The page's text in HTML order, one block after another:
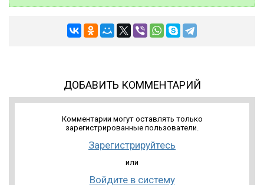
ДОБАВИТЬ КОММЕНТАРИЙ
Комментарии могут оставлять только
зарегистрированные пользователи.
Зарегистрируйтесь
или
Войдите в систему